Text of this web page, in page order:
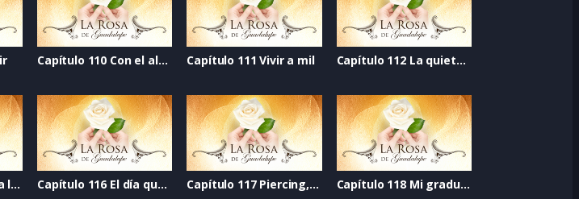
Capítulo 110 Con el alma desnuda Capítulo 111 Vivir a mil Capítulo 112 La quietud del viento
Capítulo 115 Entre la luz y la oscuridad Capítulo 116 El día que se acabó el mundo Capítulo 117 Piercing, confianza perforada Capítulo 118 Mi graduación